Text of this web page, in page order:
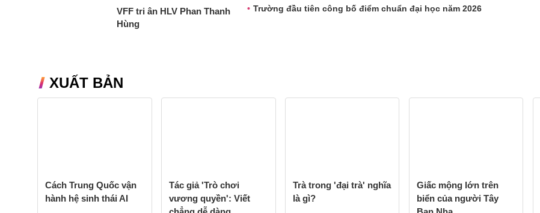
Trường đầu tiên công bố điểm chuẩn đại học năm 2026
VFF tri ân HLV Phan Thanh
Hùng
XUẤT BẢN
Cách Trung Quốc vận
hành hệ sinh thái AI
Tác giả 'Trò chơi
vương quyền': Viết
Trà trong 'đại trà' nghĩa
là gì?
Giấc mộng lớn trên
biển của người Tây